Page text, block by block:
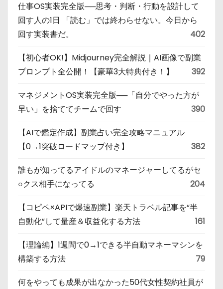
仕事OS実装完全版──思考・判断・行動を設計して
回す人の1日 「読む」では終わらせない。今日から
回す実装書だ。
402
【初心者OK!】Midjourney完全解説｜AI画像で副業
プロンプト全公開！【豪華3大特典付き！】
392
マネジメントOS実装完全版──「自分でやった方が
早い」を捨ててチームで回す
390
【AIで鑑定作成】副業占い完全攻略マニュアル
【0→1突破ロードマップ付き】
382
誰もが知ってるアイドルのマネージャーしてるがセ
○クス相手になってる
204
【コピペ×APIで爆速副業】楽天トラベル記事を“半
自動化”して量産＆収益化する方法
161
【理論編】1週間で0→1できる半自動マネーマシンを
構築する方法
79
何をやっても成果が出なかった50代女性契約社員が